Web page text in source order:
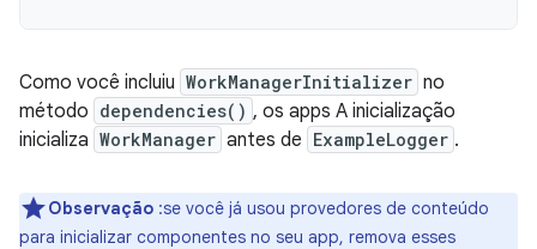
Como você incluiu WorkManagerInitializer no
método dependencies() , os apps A inicialização
inicializa WorkManager antes de ExampleLogger .
Observação :se você já usou provedores de conteúdo
para inicializar componentes no seu app, remova esses